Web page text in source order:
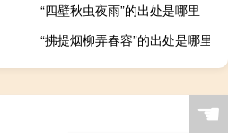
“四壁秋虫夜雨”的出处是哪里
“拂提烟柳弄春容”的出处是哪里
☚